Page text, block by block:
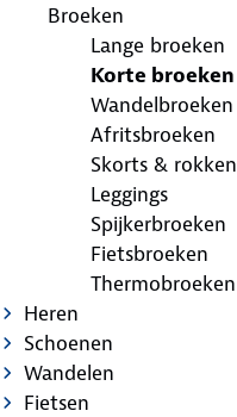
Broeken
Lange broeken
Korte broeken
Wandelbroeken
Afritsbroeken
Skorts & rokken
Leggings
Spijkerbroeken
Fietsbroeken
Thermobroeken
Heren
Schoenen
Wandelen
Fietsen